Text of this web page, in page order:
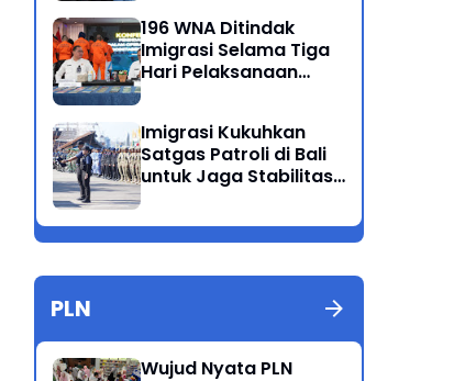
196 WNA Ditindak
Imigrasi Selama Tiga
Hari Pelaksanaan
Imigrasi Kukuhkan
Satgas Patroli di Bali
untuk Jaga Stabilitas
Wilayah
PLN
Wujud Nyata PLN